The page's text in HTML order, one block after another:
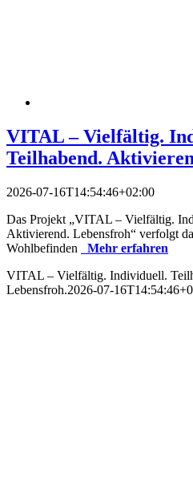
VITAL – Vielfältig.
Teilhabend.
2026-07-16T14:54:46+02:00
Das Projekt „VITAL – Vielfältig.
Aktivierend. Lebensfroh“ verfolgt
Wohlbefinden
Mehr erfahren
VITAL – Vielfältig. Individuell.
Lebensfroh.2026-07-